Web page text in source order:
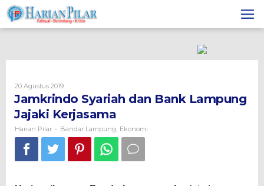
Skip
to
content
20 Agustus 2019Oleh
Harian
Pilar
Jamkrindo Syariah dan Bank Lampung
Jajaki Kerjasama
Harian Pilar - Bandar Lampung Ekonomi